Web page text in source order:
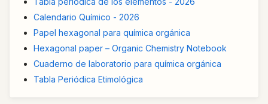
Calendario Químico - 2026
Papel hexagonal para química orgánica
Hexagonal paper – Organic Chemistry Notebook
Cuaderno de laboratorio para química orgánica
Tabla Periódica Etimológica